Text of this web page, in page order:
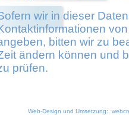
wir in dieser
bitten wir zu
ändern können und
prüfen.
Web-Design und Umsetzung: